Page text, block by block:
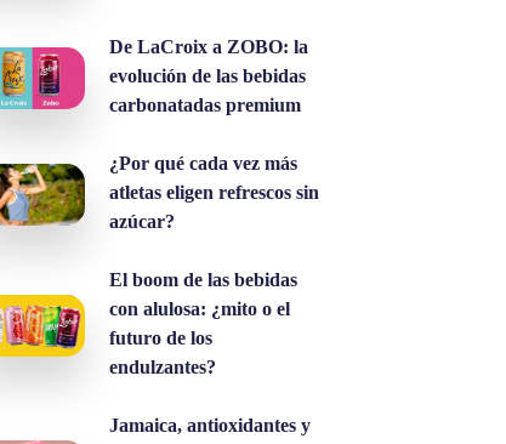
De LaCroix a ZOBO: la
evolución de las bebidas
carbonatadas premium
¿Por qué cada vez más
atletas eligen refrescos sin
azúcar?
El boom de las bebidas
con alulosa: ¿mito o el
futuro de los
endulzantes?
Jamaica, antioxidantes y